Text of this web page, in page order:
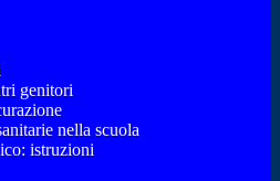
genitori
nella scuola
istruzioni